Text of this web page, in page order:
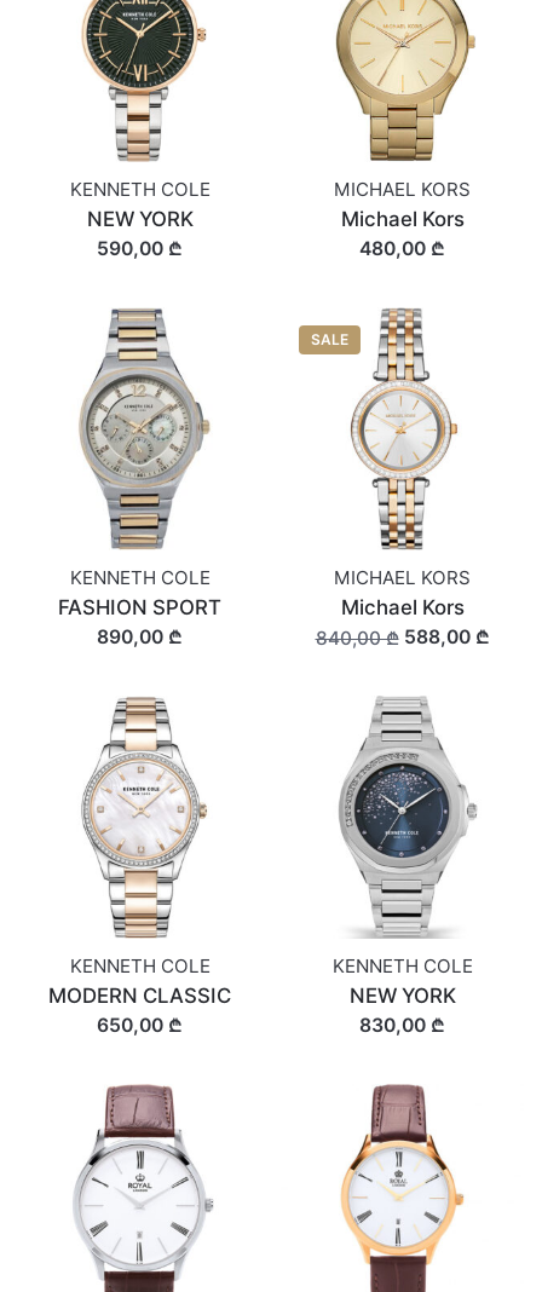
KENNETH COLE
NEW YORK
590,00 ₾
MICHAEL KORS
Michael Kors
480,00 ₾
KENNETH COLE
FASHION SPORT
890,00 ₾
SALE
MICHAEL KORS
Michael Kors
840,00 ₾588,00 ₾
KENNETH COLE
MODERN CLASSIC
650,00 ₾
KENNETH COLE
NEW YORK
830,00 ₾